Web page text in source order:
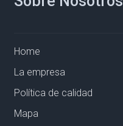
Home
La empresa
Política de calidad
Mapa